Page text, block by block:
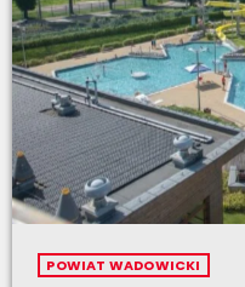
POWIAT WADOWICKI